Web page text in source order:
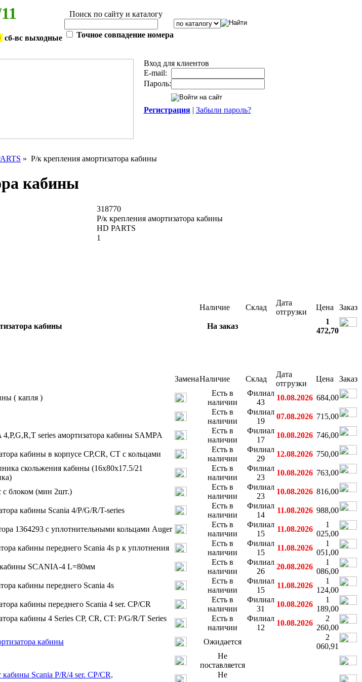
сб-вс выходные
Поиск по сайту и каталогу
Точное совпадение номера
Вход для клиентов
E-mail:
Пароль:
Регистрация| Забыли пароль?
» Р/к крепления амортизатора кабины
кабины
318770
Р/к крепления амортизатора кабины
HD PARTS
1
Наличие Склад
Дата
отгрузки
Цена Заказ
кабины На заказ
1
472,70
ЗаменаНаличие Склад
Дата
отгрузки
Цена Заказ
( капля )
Есть в
наличии
Филиал
43
10.08.2026 684,00
Есть в
наличии
Филиал
19
07.08.2026 715,00
series амортизатора кабины SAMPA
Есть в
наличии
Филиал
17
10.08.2026 746,00
кабины в корпусе CP,CR, CT с кольцами
Есть в
наличии
Филиал
29
12.08.2026 750,00
скольжения кабины (16x80x17.5/21
Есть в
наличии
Филиал
23
10.08.2026 763,00
блоком (мин 2шт.)
Есть в
наличии
Филиал
23
10.08.2026 816,00
кабины Scania 4/P/G/R/T-series
Есть в
наличии
Филиал
14
11.08.2026 988,00
1364293 с уплотнительными кольцами Auger
Есть в
наличии
Филиал
15
11.08.2026
1
025,00
кабины переднего Scania 4s р к уплотнения
Есть в
наличии
Филиал
15
11.08.2026
1
051,00
кабины SCANIA-4 L=80мм
Есть в
наличии
Филиал
26
20.08.2026
1
086,00
кабины переднего Scania 4s
Есть в
наличии
Филиал
15
11.08.2026
1
124,00
кабины переднего Scania 4 ser. CP/CR
Есть в
наличии
Филиал
31
10.08.2026
1
189,00
кабины 4 Series CP, CR, CT: P/G/R/T Series
Есть в
наличии
Филиал
12
10.08.2026
2
260,00
кабины Ожидается
2
060,91
Не
поставляется
Scania P/R/4 ser. CP/CR,
Не